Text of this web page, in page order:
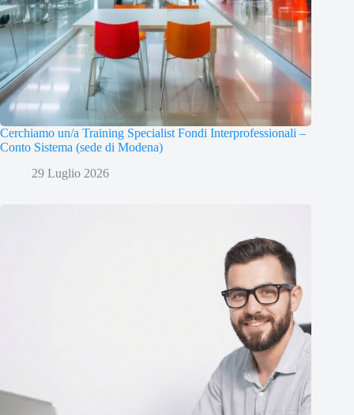
Cerchiamo un/a Training Specialist Fondi Interprofessionali –
Conto Sistema (sede di Modena)
29 Luglio 2026